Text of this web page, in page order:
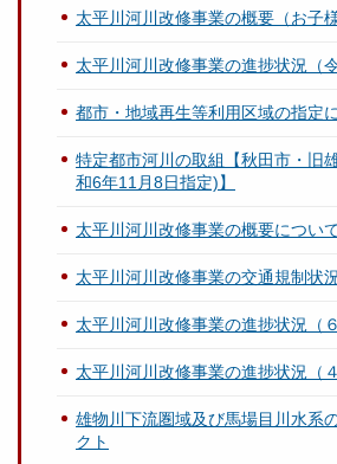
太平川河川改修事業の概要（お子
太平川河川改修事業の進捗状況（
都市・地域再生等利用区域の指定
特定都市河川の取組【秋田市・旧
和6年11月8日指定)】
太平川河川改修事業の概要につい
太平川河川改修事業の交通規制状況
太平川河川改修事業の進捗状況（
太平川河川改修事業の進捗状況（
雄物川下流圏域及び馬場目川水系
クト